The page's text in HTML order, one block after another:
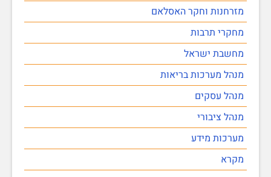
מזרחנות וחקר האסלאם
מחקרי תרבות
מחשבת ישראל
מנהל מערכות בריאות
מנהל עסקים
מנהל ציבורי
מערכות מידע
מקרא